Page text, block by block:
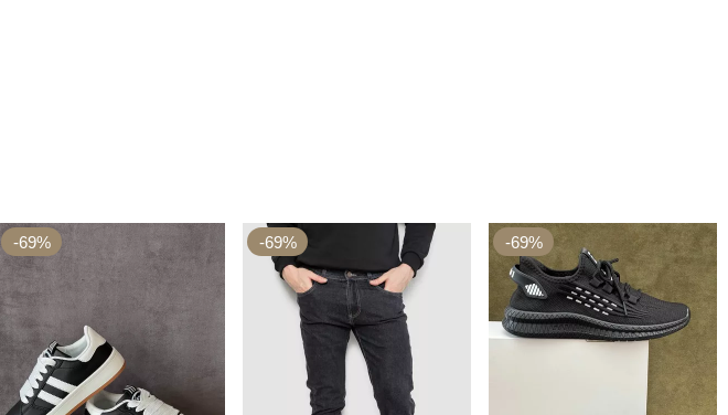
-69% -69% -69%